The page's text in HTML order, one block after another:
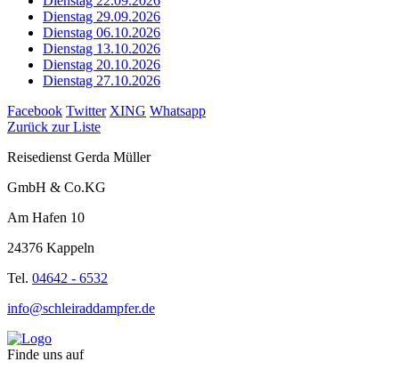
Dienstag 29.09.2026
Dienstag 06.10.2026
Dienstag 13.10.2026
Dienstag 20.10.2026
Dienstag 27.10.2026
Facebook Twitter XING Whatsapp
Zurück zur Liste
Reisedienst Gerda Müller
GmbH & Co.KG
Am Hafen 10
24376 Kappeln
Tel. 04642 - 6532
info@schleiraddampfer.de
Finde uns auf